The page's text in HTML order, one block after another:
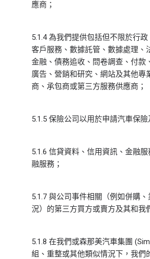
應商；
5.1.4 為我們提供包括但不限於行
客戶服務、數據託管、數據處理、
金融、債務追收、問卷調查、付款
廣告、營銷和研究、網站及其他專
商、承包商或第三方服務供應商；
5.1.5 保險公司以用於申請汽車保險
5.1.6 信貸資料、信用資訊、金融
融服務；
5.1.7 與公司事件相關（例如併購
況）的第三方買方或賣方及其和我
5.1.8 在我們或森那美汽車集團
組、重整或其他類似情況下，我們